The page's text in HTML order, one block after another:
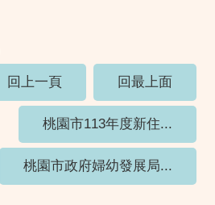
回上一頁
回最上面
桃園市113年度新住...
桃園市政府婦幼發展局...